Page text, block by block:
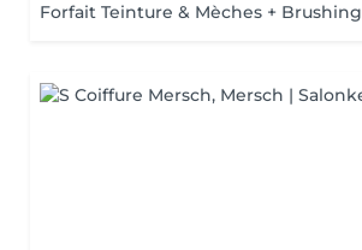
Forfait Teinture & Mèches + Brushing